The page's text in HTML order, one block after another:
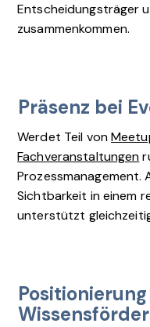
Entscheidungsträger
zusammenkommen.
Präsenz bei
Werdet Teil von
Fachveranstaltungen
Prozessmanagement.
Sichtbarkeit in einem
unterstützt